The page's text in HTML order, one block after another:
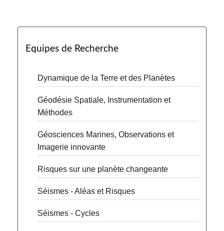
Equipes de Recherche
Dynamique de la Terre et des Planètes
Géodésie Spatiale, Instrumentation et
Méthodes
Géosciences Marines, Observations et
Imagerie innovante
Risques sur une planète changeante
Séismes - Aléas et Risques
Séismes - Cycles